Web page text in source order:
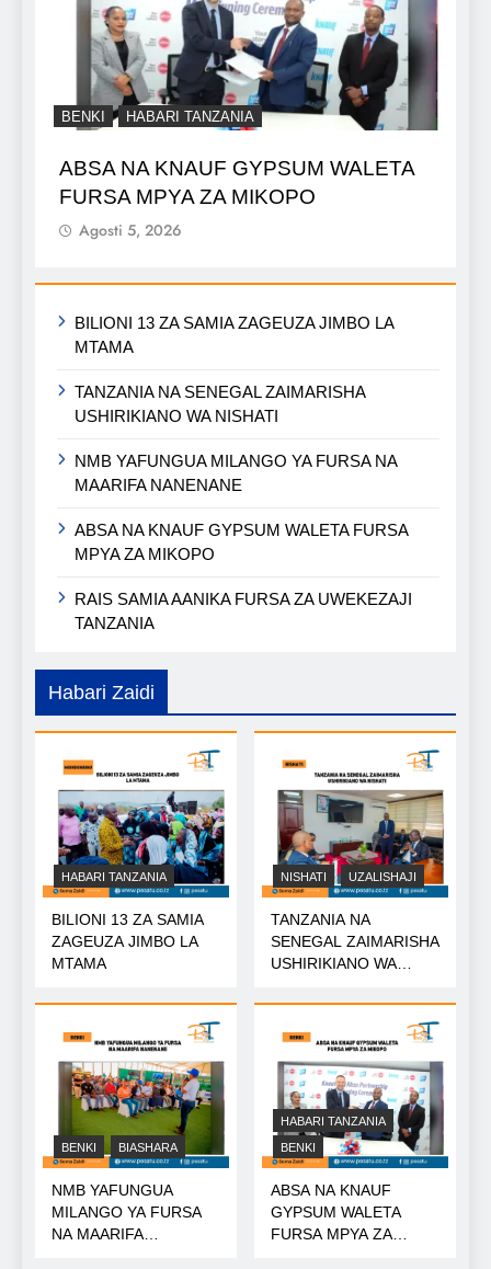
BENKI HABARI TANZANIA
ABSA NA KNAUF GYPSUM WALETA
FURSA MPYA ZA MIKOPO
Agosti 5, 2026
BILIONI 13 ZA SAMIA ZAGEUZA JIMBO LA
MTAMA
TANZANIA NA SENEGAL ZAIMARISHA
USHIRIKIANO WA NISHATI
NMB YAFUNGUA MILANGO YA FURSA NA
MAARIFA NANENANE
ABSA NA KNAUF GYPSUM WALETA FURSA
MPYA ZA MIKOPO
RAIS SAMIA AANIKA FURSA ZA UWEKEZAJI
TANZANIA
Habari Zaidi
HABARI TANZANIA
BILIONI 13 ZA SAMIA
ZAGEUZA JIMBO LA
MTAMA
NISHATI UZALISHAJI
TANZANIA NA
SENEGAL ZAIMARISHA
USHIRIKIANO WA
BENKI BIASHARA
NMB YAFUNGUA
MILANGO YA FURSA
NA MAARIFA
HABARI TANZANIA
BENKI
ABSA NA KNAUF
GYPSUM WALETA
FURSA MPYA ZA